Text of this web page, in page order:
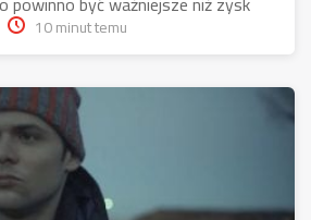
10 minut temu